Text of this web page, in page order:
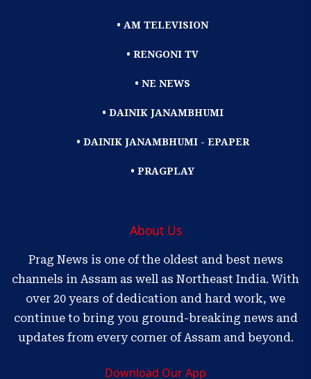
• AM TELEVISION
• RENGONI TV
• NE NEWS
• DAINIK JANAMBHUMI
• DAINIK JANAMBHUMI - EPAPER
• PRAGPLAY
About Us
Prag News is one of the oldest and best news
channels in Assam as well as Northeast India. With
over 20 years of dedication and hard work, we
continue to bring you ground-breaking news and
updates from every corner of Assam and beyond.
Download Our App